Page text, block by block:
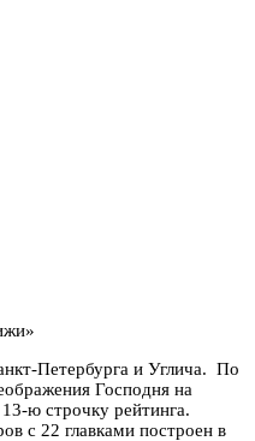
Петербурга и Углича. По
Господня на
ю строчку рейтинга.
с 22 главками построен в